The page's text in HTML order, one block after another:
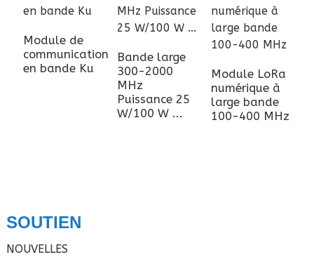
Module de
communication
en bande Ku
Bande large
300-2000
MHz
Puissance 25
W/100 W ...
Module LoRa
numérique à
large bande
100-400 MHz
SOUTIEN
NOUVELLES